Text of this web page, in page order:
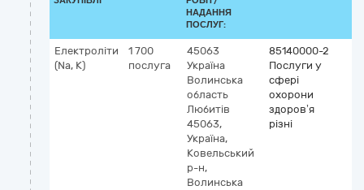
НАДАННЯ
ПОСЛУГ:
Електроліти
(Na, K)
1 700
послуга
45063
Україна
Волинська
область
Любитів
45063,
Україна,
Ковельський
р-н,
Волинська
85140000-2
Послуги у
сфері
охорони
здоров’я
різні